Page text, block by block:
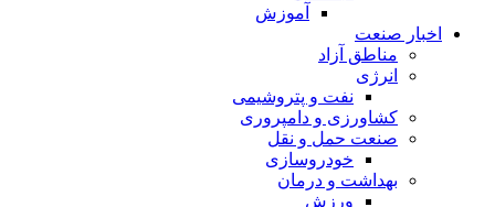
آموزش
اخبار صنعت
مناطق آزاد
انرژی
نفت و پتروشیمی
کشاورزی و دامپروری
صنعت حمل و نقل
خودروسازی
بهداشت و درمان
ورزش